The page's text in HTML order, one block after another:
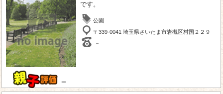
－
です。
公園
〒339-0041 埼玉県さいたま市岩槻区村国２２９
－